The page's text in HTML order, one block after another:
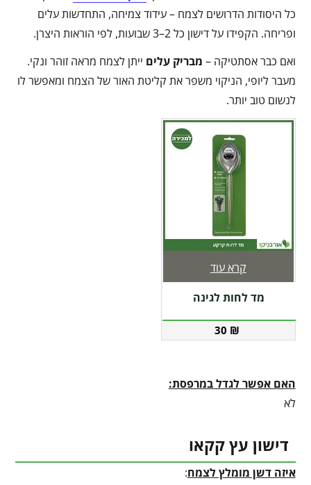
כל היסודות הדרושים לצמח – עידוד צמיחה, התחדשות עלים
ופריחה. הקפידו על דישון כל 2–3 שבועות, לפי הוראות היצרן.
ואם כבר אסתטיקה – מבריק עלים ייתן לצמח מראה זוהר ונקי.
מעבר ליופי, הניקוי משפר את קליטת האור של הצמח ומאפשר לו
לנשום טוב יותר.
מד לחות לגינה
30 ₪
קרא עוד
האם אפשר לגדל במרפסת:
לא
דישון עץ קקאו
איזה דשן מומלץ לצמח: